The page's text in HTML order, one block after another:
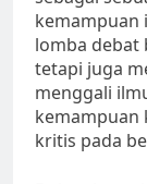
kemampuan
lomba debat
tetapi juga
menggali
kemampuan
kritis pada